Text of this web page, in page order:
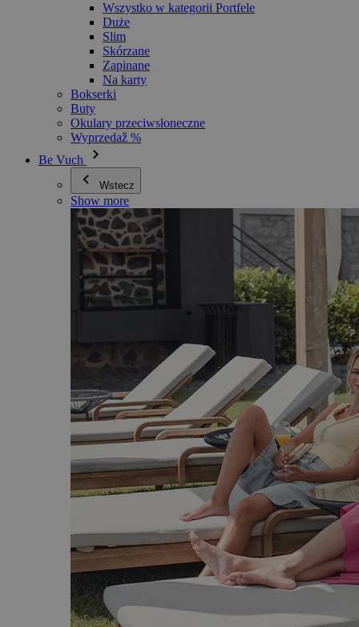
Wszystko w kategorii Portfele
Duże
Slim
Skórzane
Zapinane
Na karty
Bokserki
Buty
Okulary przeciwsłoneczne
Wyprzedaž %
Be Vuch
Wstecz
Show more